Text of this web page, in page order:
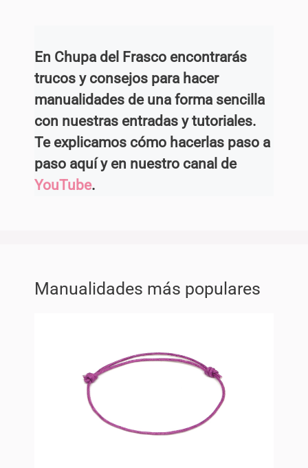
En Chupa del Frasco encontrarás
trucos y consejos para hacer
manualidades de una forma sencilla
con nuestras entradas y tutoriales.
Te explicamos cómo hacerlas paso a
paso aquí y en nuestro canal de
YouTube.
Manualidades más populares